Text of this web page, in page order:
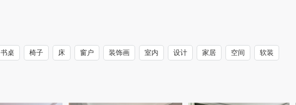
书桌 椅子 床 窗户 装饰画 室内 设计 家居 空间 软装